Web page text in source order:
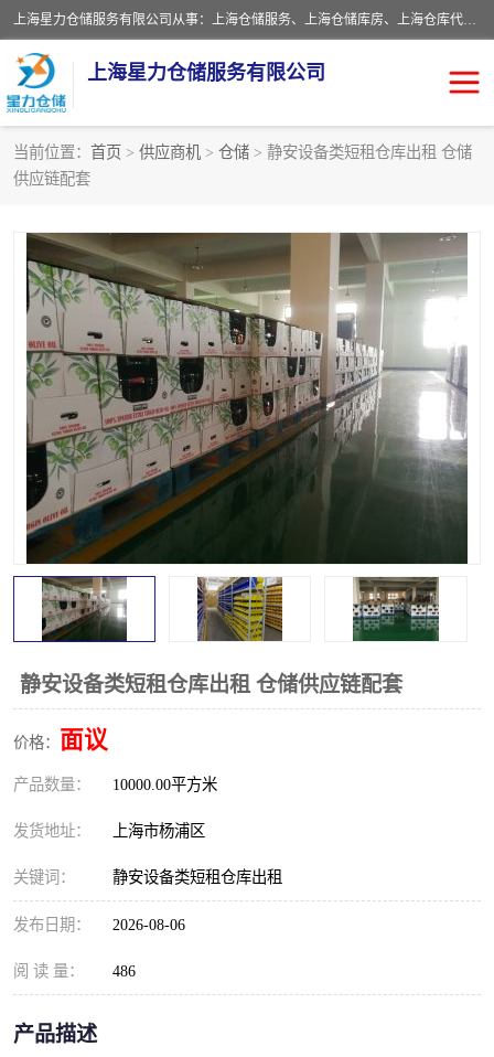
上海星力仓储服务有限公司从事：上海仓储服务、上海仓储库房、上海仓库代运营、上海仓库对外出租、上海仓库外包、上海三方仓储、上海电商仓储代发、上海电商代发货仓库、上海托管仓库、上海仓储配送。上海星力仓储服务有限公司现在拥有100个分仓、10万余平方的标准库房，精炼员工几百名，与几千家客户合作，公司已跻身上海仓储行业前列。欢迎来电咨询！
上海星力仓储服务有限公司
当前位置： 首页 > 供应商机 > 仓储 > 静安设备类短租仓库出租 仓储
供应链配套
静安设备类短租仓库出租 仓储供应链配套
价格： 面议
产品数量： 10000.00平方米
发货地址： 上海市杨浦区
关键词： 静安设备类短租仓库出租
发布日期： 2026-08-06
阅 读 量： 486
产品描述
上海仓库对外出租
上海仓储配送 上海仓库外包
上海仓库代运营 上海托管仓库
上海第三方仓储 上海仓储服务
仓储 上海电商代发货仓库
上海托管仓库